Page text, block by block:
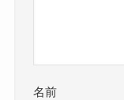
名前